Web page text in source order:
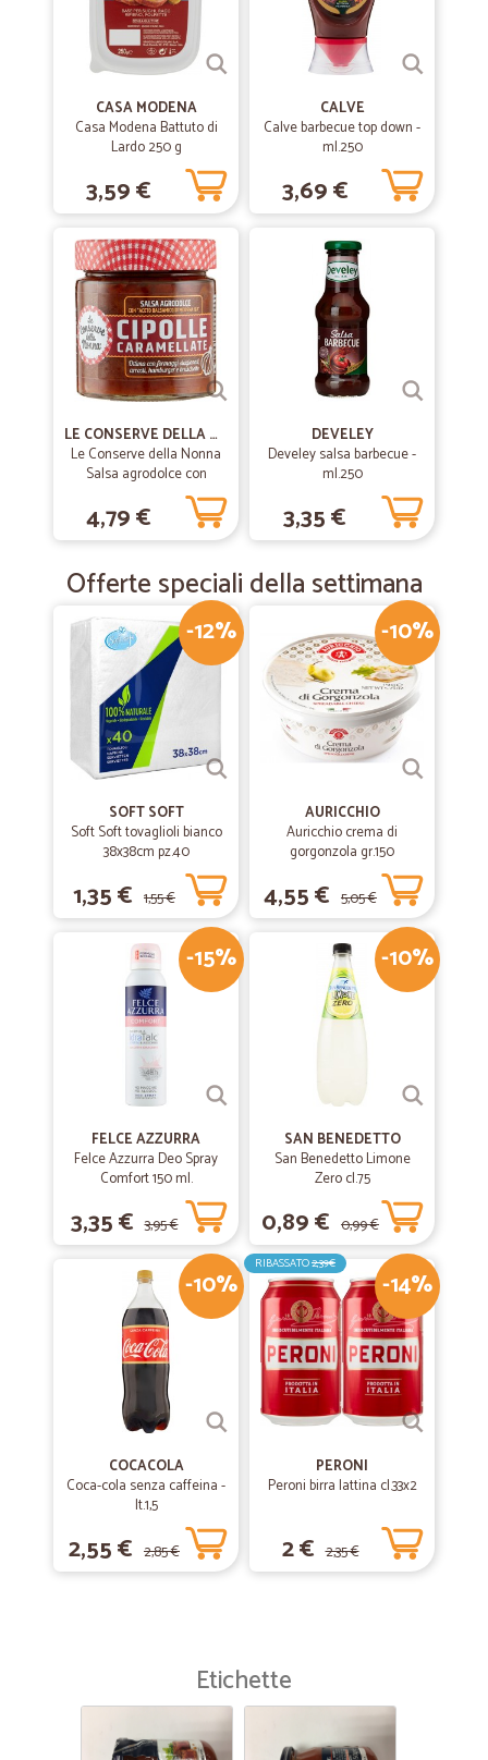
CASA MODENA
Casa Modena Battuto di
Lardo 250 g
3,59 €
CALVE
Calve barbecue top down -
ml.250
3,69 €
LE CONSERVE DELLA NONNA
Le Conserve della Nonna
Salsa agrodolce con
Cipolle Caramellate 200 gr.
4,79 €
DEVELEY
Develey salsa barbecue -
ml.250
3,35 €
Offerte speciali della settimana
-12%
SOFT SOFT
Soft Soft tovaglioli bianco
38x38cm pz.40
1,35 € 1,55 €
-10%
AURICCHIO
Auricchio crema di
gorgonzola gr.150
4,55 € 5,05 €
-15%
FELCE AZZURRA
Felce Azzurra Deo Spray
Comfort 150 ml.
3,35 € 3,95 €
-10%
SAN BENEDETTO
San Benedetto Limone
Zero cl.75
0,89 € 0,99 €
-10%
COCACOLA
Coca-cola senza caffeina -
lt.1,5
2,55 € 2,85 €
-14%
RIBASSATO2,39€
PERONI
Peroni birra lattina cl.33x2
2 € 2,35 €
Etichette